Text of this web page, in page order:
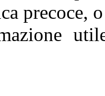
precoce,